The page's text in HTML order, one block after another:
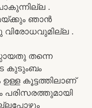
.
ഞാൻ
വിരോധവുമില്ല .
തന്നെ
കുടുംബം
കൂട്ടത്തിലാണ്
പരിസരത്തുമായി